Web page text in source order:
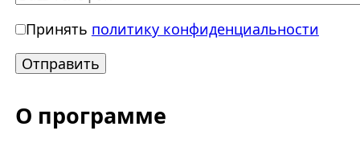
Принять политику конфиденциальности
О программе